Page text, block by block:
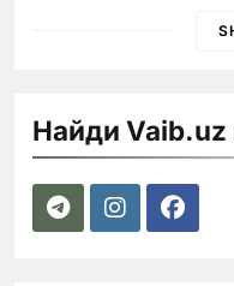
Найди Vaib.uz